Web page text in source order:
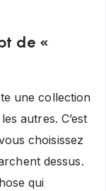
de «
une collection
autres. C’est
choisissez
dessus.
qui